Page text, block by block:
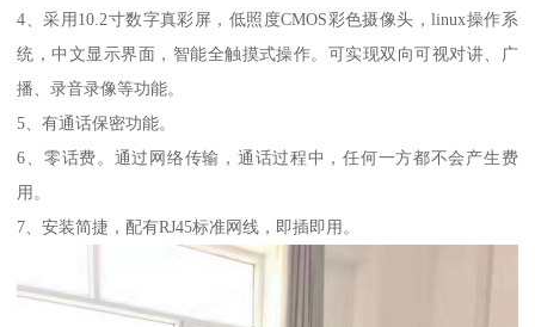
4、采用10.2寸数字真彩屏，低照度CMOS彩色摄像头，linux操作系
统，中文显示界面，智能全触摸式操作。可实现双向可视对讲、广
播、录音录像等功能。
5、有通话保密功能。
6、零话费。通过网络传输，通话过程中，任何一方都不会产生费
用。
7、安装简捷，配有RJ45标准网线，即插即用。